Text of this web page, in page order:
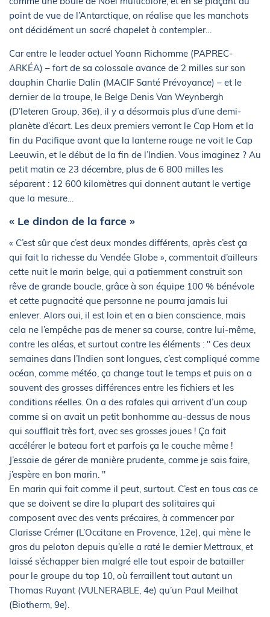
point de vue de l’Antarctique, on réalise que les manchots
ont décidément un sacré chapelet à contempler…
Car entre le leader actuel Yoann Richomme (PAPREC-
ARKÉA) – fort de sa colossale avance de 2 milles sur son
dauphin Charlie Dalin (MACIF Santé Prévoyance) – et le
dernier de la troupe, le Belge Denis Van Weynbergh
(D’Ieteren Group, 36e), il y a désormais plus d’une demi-
planète d’écart. Les deux premiers verront le Cap Horn et la
fin du Pacifique avant que la lanterne rouge ne voit le Cap
Leeuwin, et le début de la fin de l’Indien. Vous imaginez ? Au
petit matin ce 23 décembre, plus de 6 800 milles les
séparent : 12 600 kilomètres qui donnent autant le vertige
que la mesure…
« Le dindon de la farce »
« C’est sûr que c’est deux mondes différents, après c’est ça
qui fait la richesse du Vendée Globe », commentait d’ailleurs
cette nuit le marin belge, qui a patiemment construit son
rêve de grande boucle, grâce à son équipe 100 % bénévole
et cette pugnacité que personne ne pourra jamais lui
enlever. Alors oui, il est loin et en a bien conscience, mais
cela ne l’empêche pas de mener sa course, contre lui-même,
contre les aléas, et surtout contre les éléments : " Ces deux
semaines dans l’Indien sont longues, c’est compliqué comme
océan, comme météo, ça change tout le temps et puis on a
souvent des grosses différences entre les fichiers et les
conditions réelles. On a des rafales qui arrivent d’un coup
comme si on avait un petit bonhomme au-dessus de nous
qui soufflait très fort, avec ses grosses joues ! Ça fait
accélérer le bateau fort et parfois ça le couche même !
J’essaie de gérer de manière prudente, comme je sais faire,
j’espère en bon marin. "
En marin qui fait comme il peut, surtout. C’est en tous cas ce
que se doivent se dire la plupart des solitaires qui
composent avec des vents précaires, à commencer par
Clarisse Crémer (L’Occitane en Provence, 12e), qui mène le
gros du peloton depuis qu’elle a raté le dernier Mettraux, et
laissé s’échapper bien malgré elle tout espoir de batailler
pour le groupe du top 10, où ferraillent tout autant un
Thomas Ruyant (VULNERABLE, 4e) qu’un Paul Meilhat
(Biotherm, 9e).